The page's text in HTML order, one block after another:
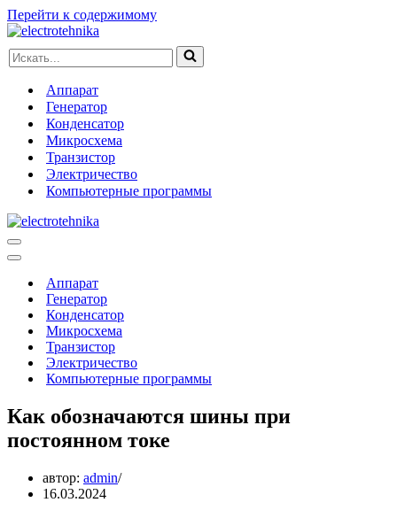
Перейти к содержимому
Искать...
Аппарат
Генератор
Конденсатор
Микросхема
Транзистор
Электричество
Компьютерные программы
Меню
навигации
Меню
навигацииАппарат
Генератор
Конденсатор
Микросхема
Транзистор
Электричество
Компьютерные программы
Как обозначаются шины при
постоянном токе
автор: admin
16.03.2024